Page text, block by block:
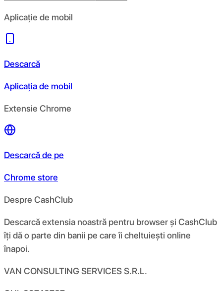
Aplicație de mobil
Descarcă
Aplicația de mobil
Extensie Chrome
Descarcă de pe
Chrome store
Despre CashClub
Descarcă extensia noastră pentru browser și CashClub
îți dă o parte din banii pe care îi cheltuiești online
înapoi.
VAN CONSULTING SERVICES S.R.L.